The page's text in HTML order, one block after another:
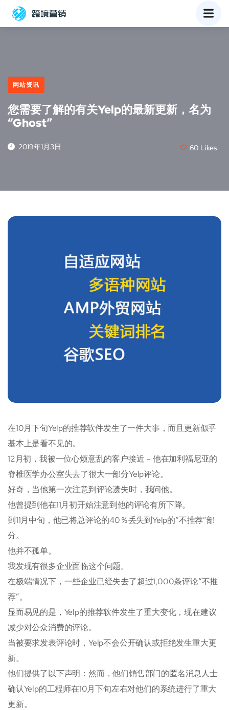
网站资讯
您需要了解的有关Yelp的最新更新，名为
“Ghost”
2019年1月3日 60 Likes
在10月下旬Yelp的推荐软件发生了一件大事，而且更新似乎
基本上是看不见的。
12月初，我被一位心烦意乱的客户接近 – 他在加利福尼亚的
脊椎医学办公室失去了很大一部分Yelp评论。
好奇，当他第一次注意到评论遗失时，我问他。
他曾提到他在11月初开始注意到他的评论有所下降。
到11月中旬，他已将总评论的40％丢失到Yelp的“不推荐”部
分。
他并不孤单。
我发现有很多企业面临这个问题。
在极端情况下，一些企业已经失去了超过1,000条评论“不推
荐”。
显而易见的是，Yelp的推荐软件发生了重大变化，现在建议
减少对公众消费的评论。
当被要求发表评论时，Yelp不会公开确认或拒绝发生重大更
新。
他们提供了以下声明：然而，他们销售部门的匿名消息人士
确认Yelp的工程师在10月下旬左右对他们的系统进行了重大
更新。